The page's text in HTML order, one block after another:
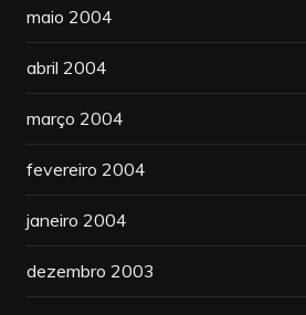
maio 2004
abril 2004
março 2004
fevereiro 2004
janeiro 2004
dezembro 2003